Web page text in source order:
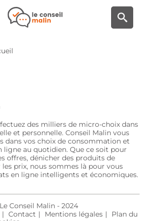
des milliers de micro-choix dans
et personnelle. Conseil Malin vous
dans vos choix de consommation et
ligne au quotidien. Que ce soit pour
offres, dénicher des produits de
prix, nous sommes là pour vous
en ligne intelligents et économiques.
Conseil Malin - 2024
Contact Mentions légales
Plan du